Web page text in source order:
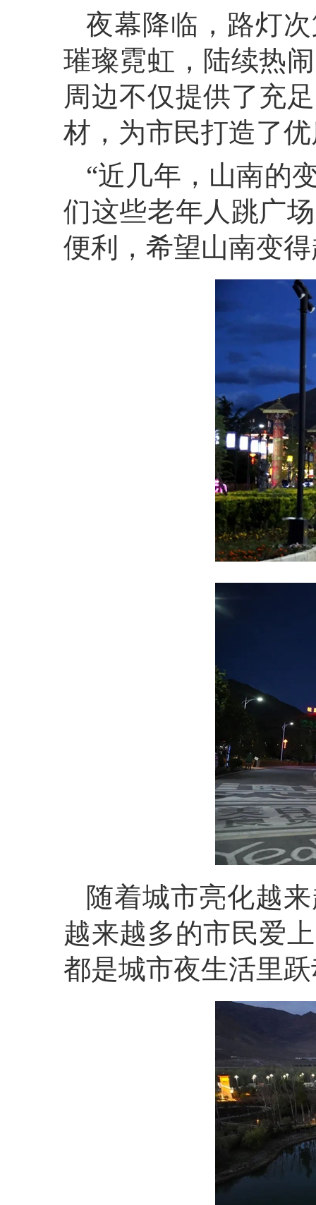
夜幕降临，路灯
璀璨霓虹，陆续热
周边不仅提供了充
材，为市民打造了
“近几年，山南的
们这些老年人跳广
便利，希望山南变
随着城市亮化越
越来越多的市民爱
都是城市夜生活里